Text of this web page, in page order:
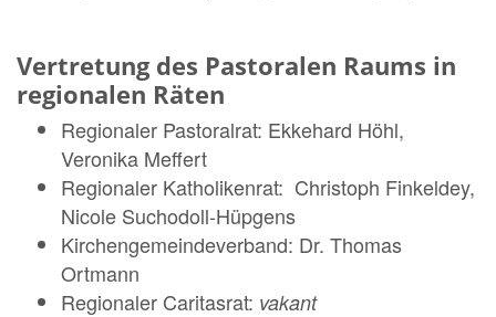
Vertretung des Pastoralen Raums in
regionalen Räten
Regionaler Pastoralrat: Ekkehard Höhl,
Veronika Meffert
Regionaler Katholikenrat: Christoph Finkeldey,
Nicole Suchodoll-Hüpgens
Kirchengemeindeverband: Dr. Thomas
Ortmann
Regionaler Caritasrat: vakant